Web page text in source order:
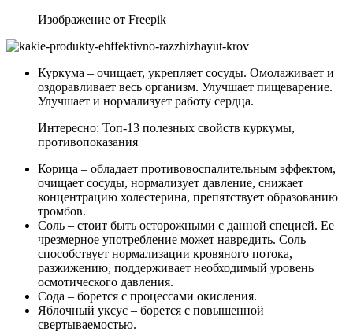
Изображение от Freepik
Куркума – очищает, укрепляет сосуды. Омолаживает и
оздоравливает весь организм. Улучшает пищеварение.
Улучшает и нормализует работу сердца.
Интересно: Топ-13 полезных свойств куркумы,
противопоказания
Корица – обладает противовоспалительным эффектом,
очищает сосуды, нормализует давление, снижает
концентрацию холестерина, препятствует образованию
тромбов.
Соль – стоит быть осторожными с данной специей. Ее
чрезмерное употребление может навредить. Соль
способствует нормализации кровяного потока,
разжижению, поддерживает необходимый уровень
осмотического давления.
Сода – борется с процессами окисления.
Яблочный уксус – борется с повышенной
свертываемостью.